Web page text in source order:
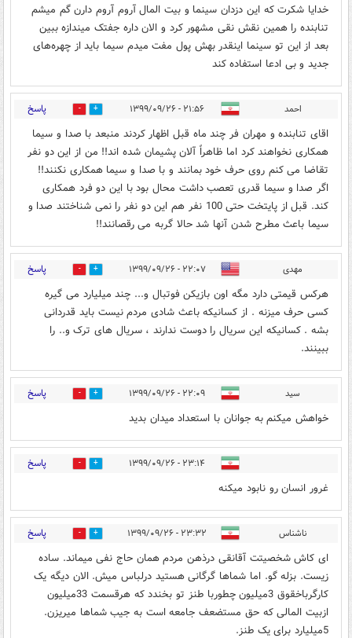
خدایا شکرت که این دزدان سینما و بیت المال آروم آروم دارن گم میشم
تنابنده را همین نقش نقی مشهور کرد و الان داره جفتک میندازه ببین
بعد از این تو سینما اینقدر بهش پول مفت میدم سیما باید از چهره‌های
جدید و بی ادعا استفاده کند
احمد ۲۱:۵۶ - ۱۳۹۹/۰۹/۲۶ 9 پاسخ
اقای تنابنده و مهران فر چند ماه قبل اظهار کردند منبعد با صدا و سیما
همکاری نخواهند کرد اما ظاهراً آلان پشیمان شده اند!! من از این دو نفر
تقاضا می کنم روی حرف خود بمانند و با صدا و سیما همکاری نکنند!!
اگر صدا و سیما قدری تعصب داشت محال بود با این دو فرد همکاری
کند. قبل از پایتخت حتی 100 نفر هم این دو نفر را نمی شناختند صدا و
سیما باعث مطرح شدن آنها شد حالا گربه می رقصانند!!
مهدی ۲۲:۰۷ - ۱۳۹۹/۰۹/۲۶ 1 پاسخ
هرکس قیمتی دارد مگه اون بازیکن فوتبال و... چند میلیارد می گیره
کسی حرف میزنه . از کسانیکه باعث شادی مردم نیست باید قدردانی
بشه . کسانیکه این سریال را دوست ندارند ، سریال های ترک و.. را
ببینند.
سید ۲۲:۰۹ - ۱۳۹۹/۰۹/۲۶ 9 پاسخ
خواهش میکنم به جوانان با استعداد میدان بدید
۲۳:۱۴ - ۱۳۹۹/۰۹/۲۶ 5 پاسخ
غرور انسان رو نابود میکنه
ناشناس ۲۳:۳۲ - ۱۳۹۹/۰۹/۲۶ 3 پاسخ
ای کاش شخصیتت آقانقی درذهن مردم همان حاج نفی میماند. ساده
زیست. بزله گو. اما شماها گرگانی هستید درلباس میش. الان دیگه یک
کارگرباخقوق 3میلیون چطوربا طنز تو بخندد که هرقسمت 33میلیون
ازبیت المالی که حق مستضعف جامعه است به جیب شماها میریزن.
5میلیارد برای یک طنز.